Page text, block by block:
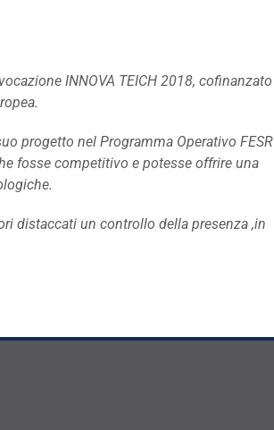
INNOVA TEICH 2018, cofinanzato
progetto nel Programma Operativo FESR
fosse competitivo e potesse offrire una
distaccati un controllo della presenza ,in